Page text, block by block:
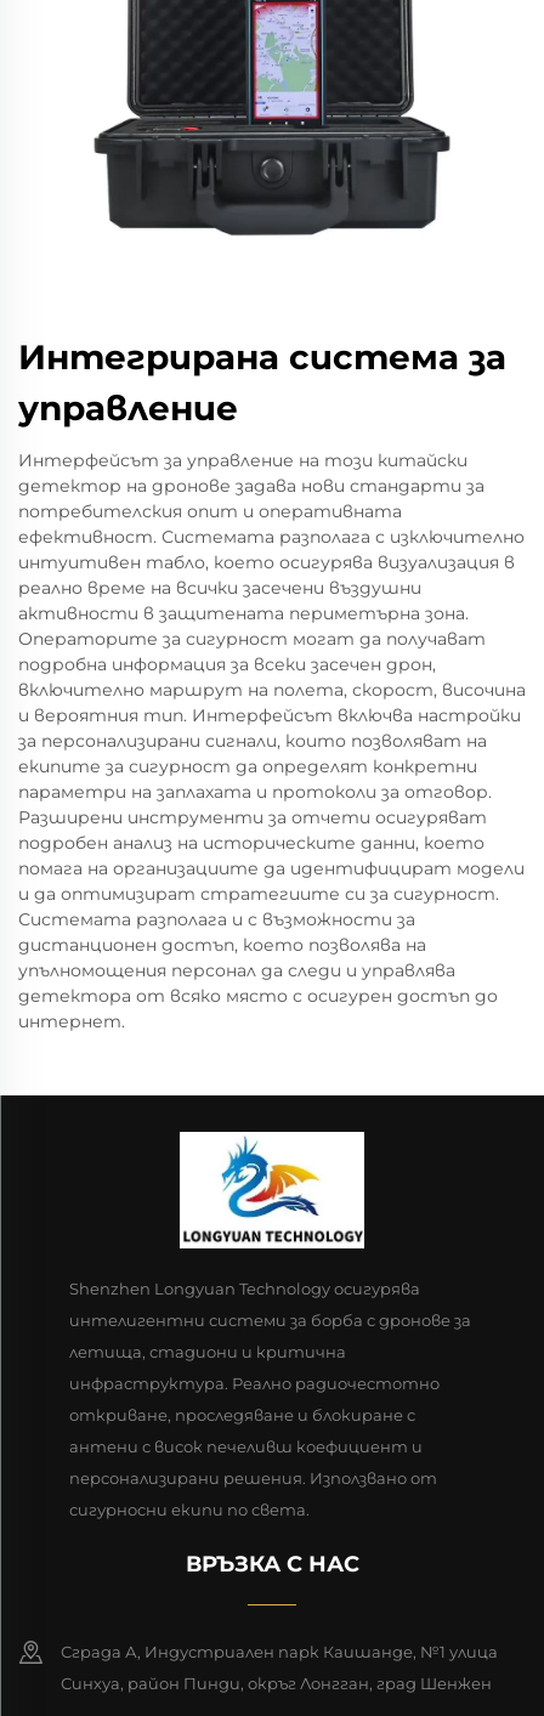
Интегрирана система за
управление
Интерфейсът за управление на този китайски
детектор на дронове задава нови стандарти за
потребителския опит и оперативната
ефективност. Системата разполага с изключително
интуитивен табло, което осигурява визуализация в
реално време на всички засечени въздушни
активности в защитената периметърна зона.
Операторите за сигурност могат да получават
подробна информация за всеки засечен дрон,
включително маршрут на полета, скорост, височина
и вероятния тип. Интерфейсът включва настройки
за персонализирани сигнали, които позволяват на
екипите за сигурност да определят конкретни
параметри на заплахата и протоколи за отговор.
Разширени инструменти за отчети осигуряват
подробен анализ на историческите данни, което
помага на организациите да идентифицират модели
и да оптимизират стратегиите си за сигурност.
Системата разполага и с възможности за
дистанционен достъп, което позволява на
упълномощения персонал да следи и управлява
детектора от всяко място с осигурен достъп до
интернет.
Shenzhen Longyuan Technology осигурява
интелигентни системи за борба с дронове за
летища, стадиони и критична
инфраструктура. Реално радиочестотно
откриване, проследяване и блокиране с
антени с висок печеливш коефициент и
персонализирани решения. Използвано от
сигурносни екипи по света.
ВРЪЗКА С НАС
Сграда А, Индустриален парк Каишанде, №1 улица
Синхуа, район Пинди, окръг Лонгган, град Шенжен